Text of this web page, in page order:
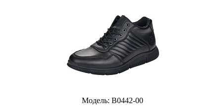
Модель: B0442-00